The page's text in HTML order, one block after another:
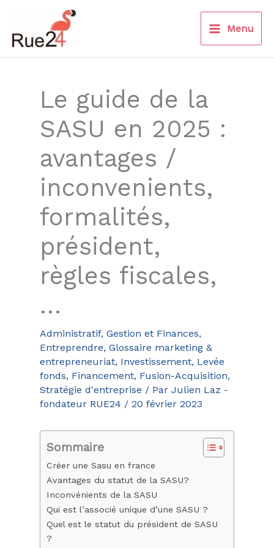
contenu
Menu
Le guide de la
SASU en 2025 :
avantages /
inconvenients,
formalités,
président,
règles fiscales,
…
Administratif, Gestion et Finances,
Entreprendre, Glossaire marketing &
entrepreneuriat, Investissement, Levée
fonds, Financement, Fusion-Acquisition,
Stratégie d'entreprise / Par Julien Laz -
fondateur RUE24 / 20 février 2023
Sommaire
Créer une Sasu en france
Avantages du statut de la SASU?
Inconvénients de la SASU
Qui est l’associé unique d’une SASU ?
Quel est le statut du président de SASU
?